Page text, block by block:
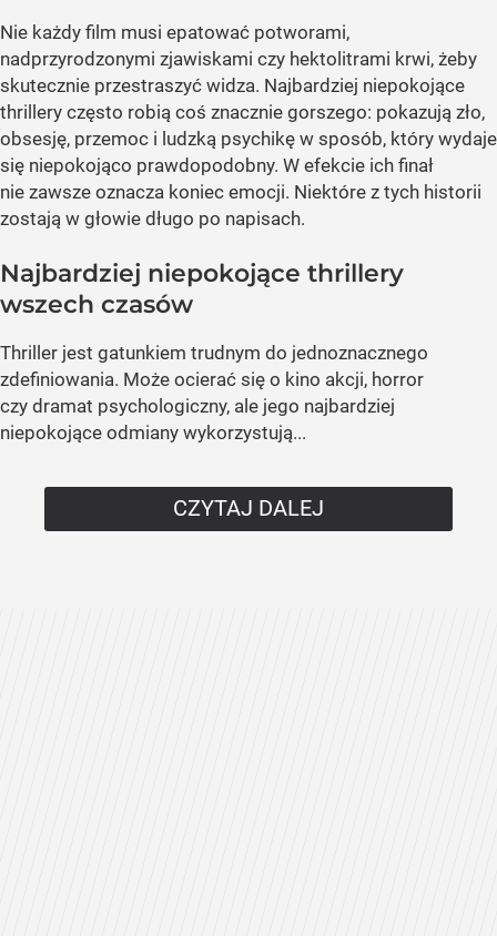
Nie każdy film musi epatować potworami,
nadprzyrodzonymi zjawiskami czy hektolitrami krwi, żeby
skutecznie przestraszyć widza. Najbardziej niepokojące
thrillery często robią coś znacznie gorszego: pokazują zło,
obsesję, przemoc i ludzką psychikę w sposób, który wydaje
się niepokojąco prawdopodobny. W efekcie ich finał
nie zawsze oznacza koniec emocji. Niektóre z tych historii
zostają w głowie długo po napisach.
Najbardziej niepokojące thrillery
wszech czasów
Thriller jest gatunkiem trudnym do jednoznacznego
zdefiniowania. Może ocierać się o kino akcji, horror
czy dramat psychologiczny, ale jego najbardziej
niepokojące odmiany wykorzystują...
CZYTAJ DALEJ